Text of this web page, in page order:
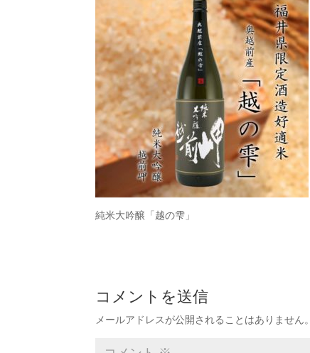
純米大吟醸「越の雫」
コメントを送信
メールアドレスが公開されることはありません。